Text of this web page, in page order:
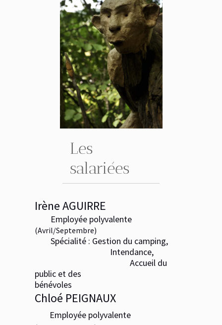
Les
salariées
Irène AGUIRRE
Employée polyvalente
(Avril/Septembre)
Spécialité : Gestion du camping,
Intendance,
Accueil du
public et des
bénévoles
Chloé PEIGNAUX
Employée polyvalente